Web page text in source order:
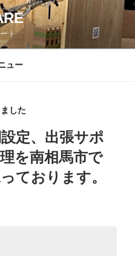
ト
ュー
した
定、出張サポ
を南相馬市で
ております。